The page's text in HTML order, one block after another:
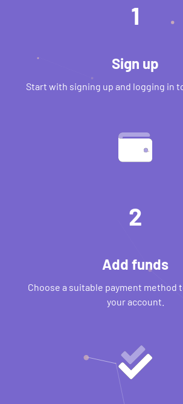
1
Sign up
Start with signing up and logging in
2
Add funds
Choose a suitable payment method
your account.